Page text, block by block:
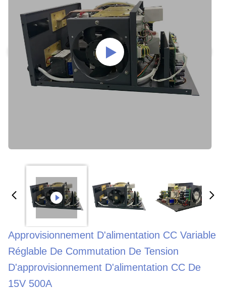
Approvisionnement D'alimentation CC Variable
Réglable De Commutation De Tension
D'approvisionnement D'alimentation CC De
15V 500A